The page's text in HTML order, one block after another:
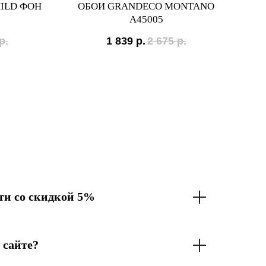
ФОН
ОБОИ GRANDECO MONTANO
A45005
1 839 р.2 675 р.
со скидкой 5%